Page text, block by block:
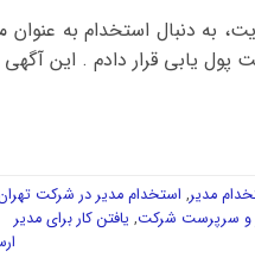
به دنبال استخدام به عنوان
یابی قرار دادم . این
مدیر, استخدام مدیر در شرکت
و سرپرست شرکت, یافتن کار برای مدیر